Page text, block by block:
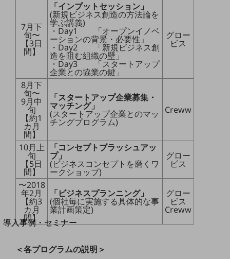
データプラス
IoT向け回線料金
モバイルサービス
端末の一元管理
セキュリティ
運用保守・故障紛失サポート
回線・ネットワーク
お手続き
別ウィンドウで開きます
サービスをご利用中のお客さま
導入事例・セミナー
最新の導入事例や注目の導入事例をご紹介します
7月下
旬〜
【3日
間】
「インプットセッション」
(新規ビジネス創造の方法論を
学ぶ講義)
・Day1 「オープンイノベ
ーションの背景・必要性」
・Day2 「新規ビジネス創
造を阻む組織の壁」
・Day3 「スタートアップ
企業との協業の鍵」
グロー
ビス
8月下
旬〜
9月中
旬
【約1
カ月
間】
「スタートアップ企業募集・
マッチング」
(スタートアップ企業とのマッ
チングプログラム)
Creww
10月上
旬
【5日
間】
「コンセプトブラッシュアッ
プ」
(ビジネスコンセプトを磨くワ
ークショップ)
グロー
ビス
〜2018
年2月
【約3
カ月
間】
「ビジネスプランニング」
(個社毎に実施する具体的な事
業計画策定)
グロー
ビス
Creww
＜各プログラムの説明＞